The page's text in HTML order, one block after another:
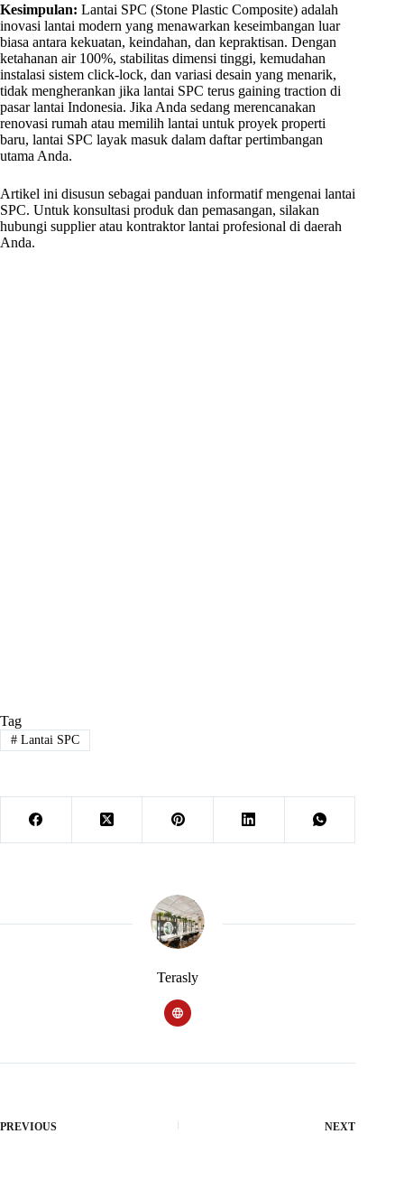
Kesimpulan: Lantai SPC (Stone Plastic Composite) adalah
inovasi lantai modern yang menawarkan keseimbangan luar
biasa antara kekuatan, keindahan, dan kepraktisan. Dengan
ketahanan air 100%, stabilitas dimensi tinggi, kemudahan
instalasi sistem click-lock, dan variasi desain yang menarik,
tidak mengherankan jika lantai SPC terus gaining traction di
pasar lantai Indonesia. Jika Anda sedang merencanakan
renovasi rumah atau memilih lantai untuk proyek properti
baru, lantai SPC layak masuk dalam daftar pertimbangan
utama Anda.
Artikel ini disusun sebagai panduan informatif mengenai lantai
SPC. Untuk konsultasi produk dan pemasangan, silakan
hubungi supplier atau kontraktor lantai profesional di daerah
Anda.
Tag
#Lantai SPC
Terasly
PREVIOUS NEXT